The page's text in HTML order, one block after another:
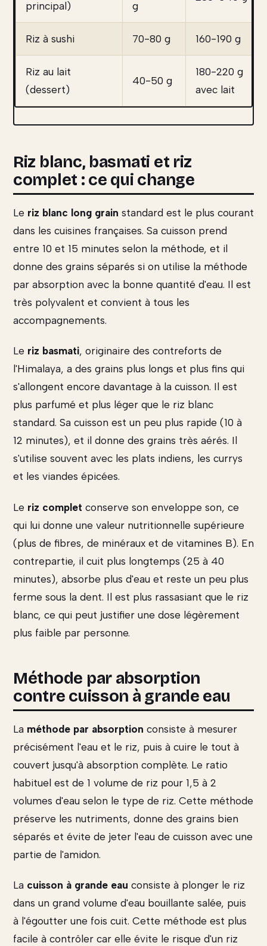
principal) g
Riz à sushi 70-80 g 160-190 g
Riz au lait
(dessert)
40-50 g
180-220 g
avec lait
Riz blanc, basmati et riz
complet : ce qui change
Le riz blanc long grain standard est le plus courant
dans les cuisines françaises. Sa cuisson prend
entre 10 et 15 minutes selon la méthode, et il
donne des grains séparés si on utilise la méthode
par absorption avec la bonne quantité d'eau. Il est
très polyvalent et convient à tous les
accompagnements.
Le riz basmati, originaire des contreforts de
l'Himalaya, a des grains plus longs et plus fins qui
s'allongent encore davantage à la cuisson. Il est
plus parfumé et plus léger que le riz blanc
standard. Sa cuisson est un peu plus rapide (10 à
12 minutes), et il donne des grains très aérés. Il
s'utilise souvent avec les plats indiens, les currys
et les viandes épicées.
Le riz complet conserve son enveloppe son, ce
qui lui donne une valeur nutritionnelle supérieure
(plus de fibres, de minéraux et de vitamines B). En
contrepartie, il cuit plus longtemps (25 à 40
minutes), absorbe plus d'eau et reste un peu plus
ferme sous la dent. Il est plus rassasiant que le riz
blanc, ce qui peut justifier une dose légèrement
plus faible par personne.
Méthode par absorption
contre cuisson à grande eau
La méthode par absorption consiste à mesurer
précisément l'eau et le riz, puis à cuire le tout à
couvert jusqu'à absorption complète. Le ratio
habituel est de 1 volume de riz pour 1,5 à 2
volumes d'eau selon le type de riz. Cette méthode
préserve les nutriments, donne des grains bien
séparés et évite de jeter l'eau de cuisson avec une
partie de l'amidon.
La cuisson à grande eau consiste à plonger le riz
dans un grand volume d'eau bouillante salée, puis
à l'égoutter une fois cuit. Cette méthode est plus
facile à contrôler car elle évite le risque d'un riz